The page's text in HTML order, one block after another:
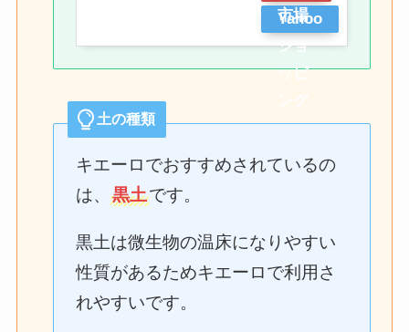
市場
Yahoo
ショ
ッピ
土の種類
キエーロでおすすめされているの
は、 黒土です。
黒土は微生物の温床になりやすい
性質があるためキエーロで利用さ
れやすいです。